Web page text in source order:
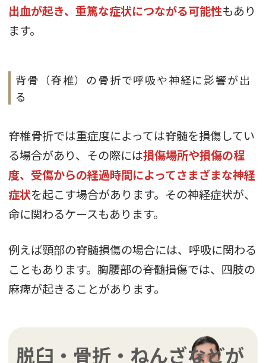
出血が起き、重篤な症状につながる可能性もあり
ます。
背骨（脊椎）の骨折で呼吸や神経に影響が出
る
脊椎骨折では重症度によっては脊髄を損傷してい
る場合があり、その際には損傷場所や損傷の程
度、受傷からの経過時間によってさまざまな神経
症状を起こす場合があります。その神経症状が、
命に関わるケースもあります。
例えば頸部の脊髄損傷の場合には、呼吸に関わる
こともあります。胸腰部の脊髄損傷では、四肢の
麻痺が起きることがあります。
脱臼・骨折・ねんざなどが